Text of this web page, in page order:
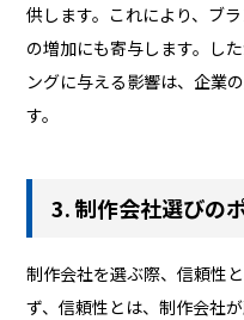
供します。これにより、ブ
の増加にも寄与します。し
ングに与える影響は、企業
す。
3. 制作会社選びの
制作会社を選ぶ際、信頼性
ず、信頼性とは、制作会社